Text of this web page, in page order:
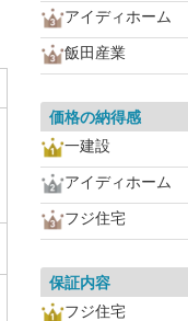
アイディホーム
飯田産業
価格の納得感
一建設
アイディホーム
フジ住宅
保証内容
フジ住宅